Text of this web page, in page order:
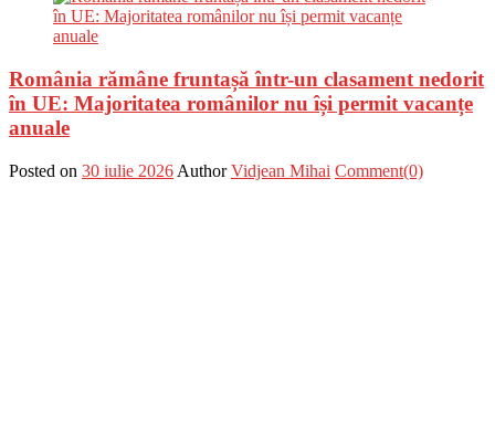
România rămâne fruntașă într-un clasament nedorit
în UE: Majoritatea românilor nu își permit vacanțe
anuale
Posted on 30 iulie 2026 Author Vidjean Mihai Comment(0)